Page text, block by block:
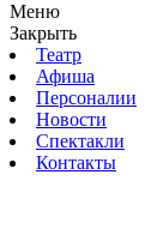
Меню
Закрыть
Театр
Афиша
Персоналии
Новости
Спектакли
Контакты